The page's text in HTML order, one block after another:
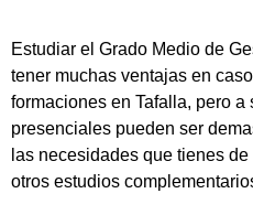
Estudiar el Grado Medio de
tener muchas ventajas en
formaciones en Tafalla, pero
presenciales pueden ser
las necesidades que tienes
otros estudios